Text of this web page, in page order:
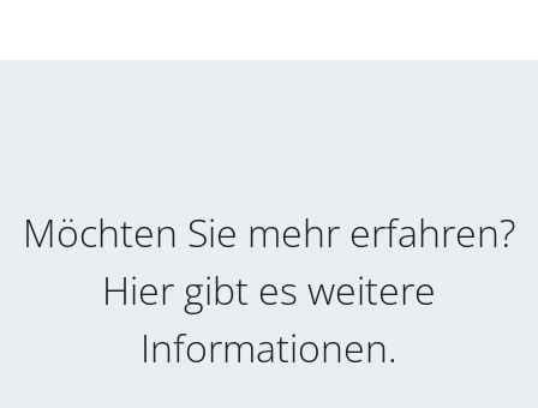
Möchten Sie mehr erfahren?
Hier gibt es weitere
Informationen.